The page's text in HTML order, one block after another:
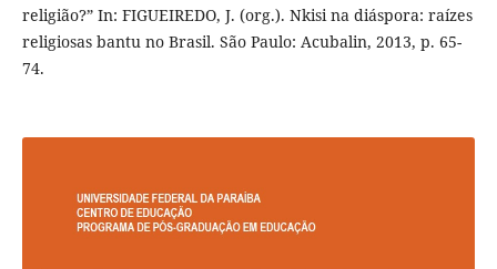
religião?” In: FIGUEIREDO, J. (org.). Nkisi na diáspora: raízes
religiosas bantu no Brasil. São Paulo: Acubalin, 2013, p. 65-
74.